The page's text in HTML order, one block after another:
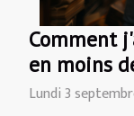
Comment
en moins
Lundi 3